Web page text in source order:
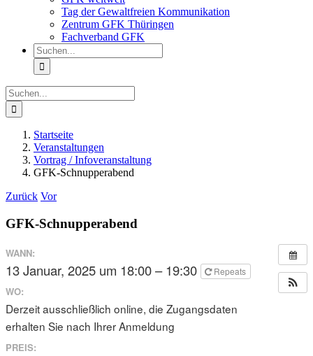
Tag der Gewaltfreien Kommunikation
Zentrum GFK Thüringen
Fachverband GFK
Suche
nach:
Suche
nach:
Startseite
Veranstaltungen
Vortrag / Infoveranstaltung
GFK-Schnupperabend
Zurück Vor
GFK-Schnupperabend
WANN:
13 Januar, 2025 um 18:00 – 19:30 Repeats
WO:
Derzeit ausschließlich online, die Zugangsdaten
erhalten Sie nach Ihrer Anmeldung
PREIS: